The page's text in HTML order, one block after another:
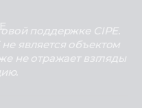
поддержке CIPE.
является объектом
не отражает взгляды